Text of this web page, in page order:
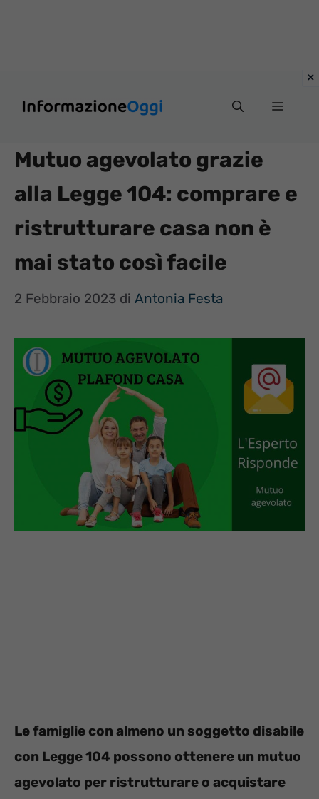
Menu
Mutuo agevolato grazie
alla Legge 104: comprare e
ristrutturare casa non è
mai stato così facile
2 Febbraio 2023 di Antonia Festa
Le famiglie con almeno un soggetto disabile
con Legge 104 possono ottenere un mutuo
agevolato per ristrutturare o acquistare